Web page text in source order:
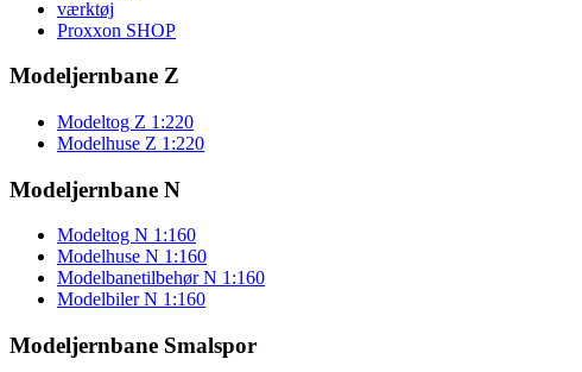
værktøj
Proxxon SHOP
Modeljernbane Z
Modeltog Z 1:220
Modelhuse Z 1:220
Modeljernbane N
Modeltog N 1:160
Modelhuse N 1:160
Modelbanetilbehør N 1:160
Modelbiler N 1:160
Modeljernbane Smalspor